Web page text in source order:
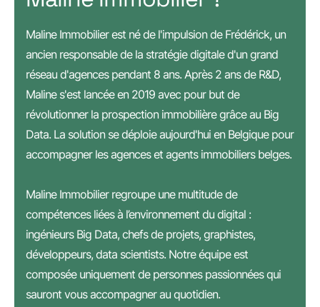
Maline Immobilier est né de l'impulsion de Frédérick, un
ancien responsable de la stratégie digitale d'un grand
réseau d'agences pendant 8 ans. Après 2 ans de R&D,
Maline s'est lancée en 2019 avec pour but de
révolutionner la prospection immobilière grâce au Big
Data. La solution se déploie aujourd'hui en Belgique pour
accompagner les agences et agents immobiliers belges.
Maline Immobilier regroupe une multitude de
compétences liées à l’environnement du digital :
ingénieurs Big Data, chefs de projets, graphistes,
développeurs, data scientists. Notre équipe est
composée uniquement de personnes passionnées qui
sauront vous accompagner au quotidien.